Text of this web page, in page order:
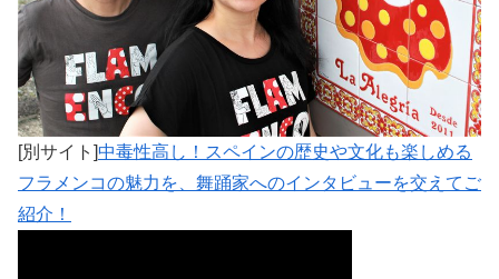
[別サイト]中毒性高し！スペインの歴史や文化も楽しめる
フラメンコの魅力を、舞踊家へのインタビューを交えてご
紹介！